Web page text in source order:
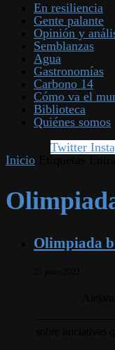
En resiliencia
Gente palante
Opinión y
Semblanzas
Agua
Gastronomías
Carbono 14
Cómo va el
Biblioteca
Quiénes somos
Twitter
Inicio
Olimpiada